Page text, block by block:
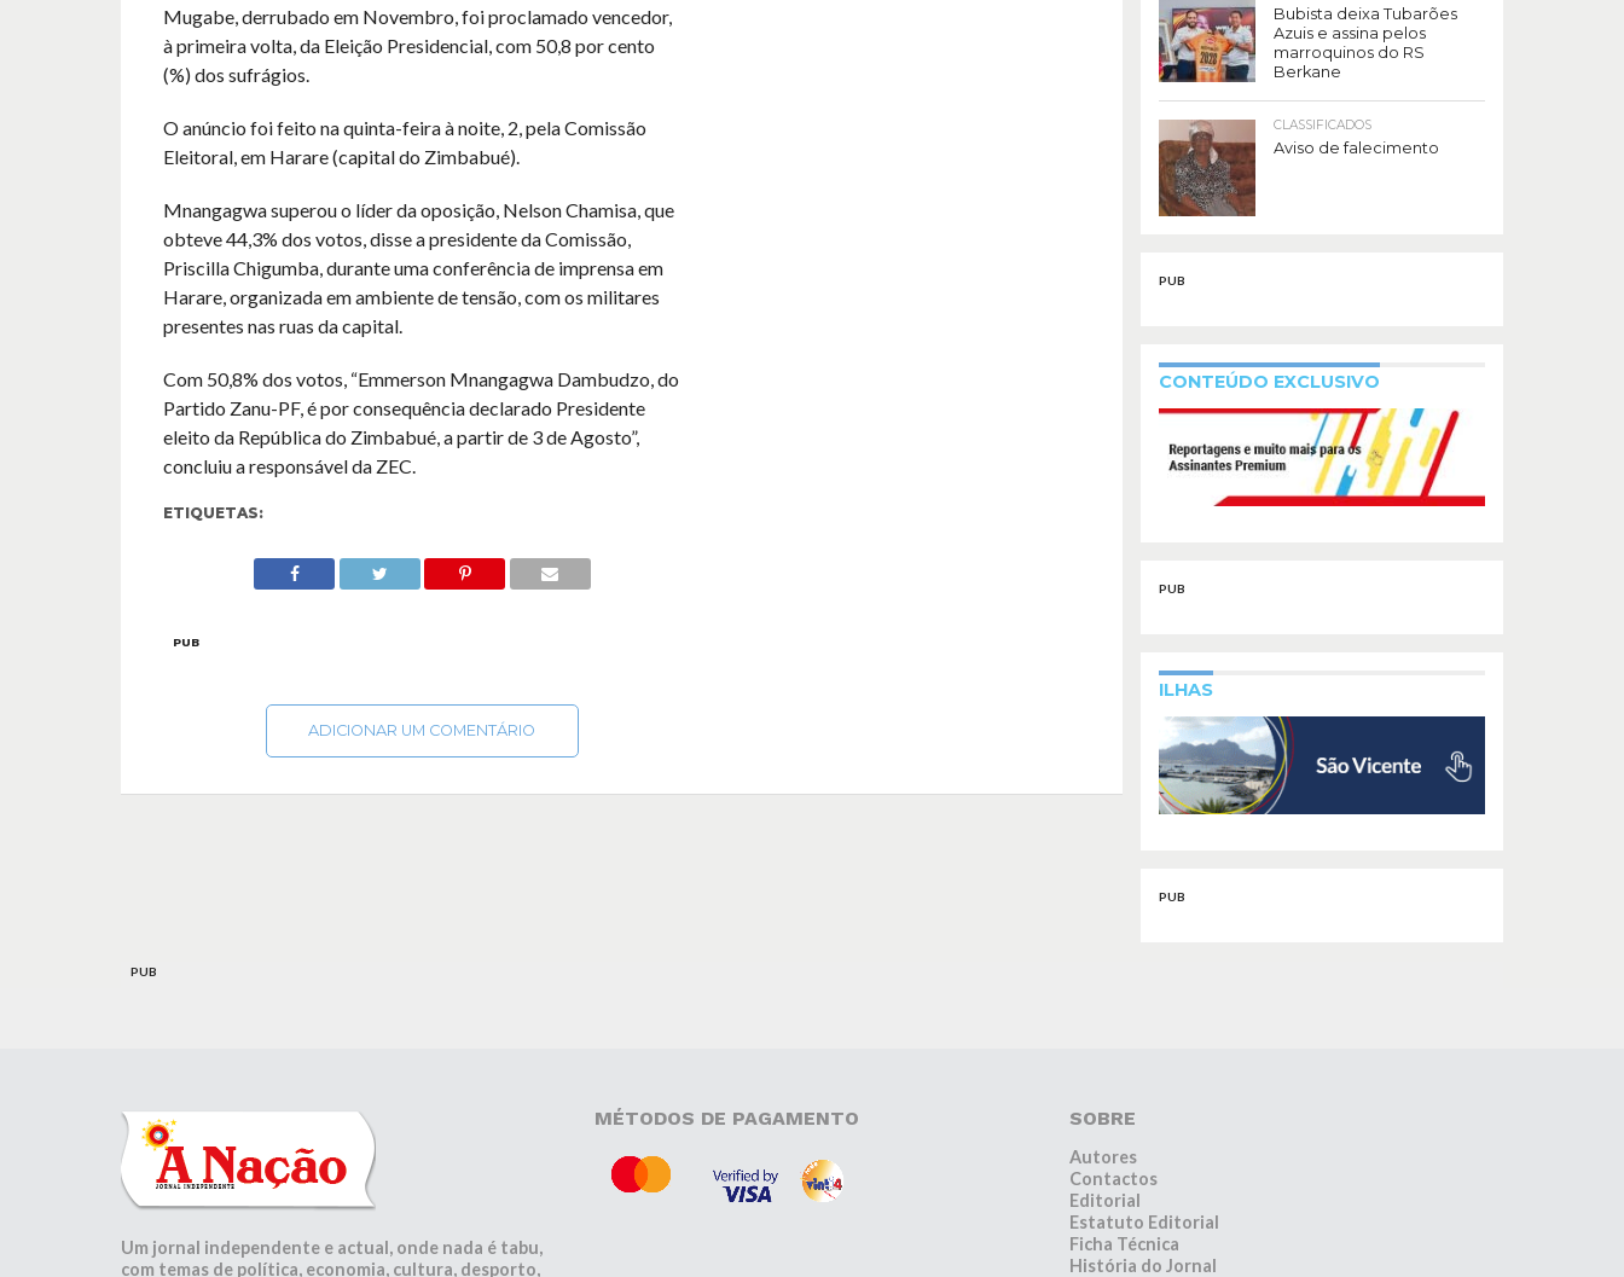
Mugabe, derrubado em Novembro, foi proclamado vencedor,
à primeira volta, da Eleição Presidencial, com 50,8 por cento
(%) dos sufrágios.
O anúncio foi feito na quinta-feira à noite, 2, pela Comissão
Eleitoral, em Harare (capital do Zimbabué).
Mnangagwa superou o líder da oposição, Nelson Chamisa, que
obteve 44,3% dos votos, disse a presidente da Comissão,
Priscilla Chigumba, durante uma conferência de imprensa em
Harare, organizada em ambiente de tensão, com os militares
presentes nas ruas da capital.
Com 50,8% dos votos, “Emmerson Mnangagwa Dambudzo, do
Partido Zanu-PF, é por consequência declarado Presidente
eleito da República do Zimbabué, a partir de 3 de Agosto”,
concluiu a responsável da ZEC.
ETIQUETAS:
PUB
ADICIONAR UM COMENTÁRIO
Bubista deixa Tubarões
Azuis e assina pelos
marroquinos do RS
Berkane
CLASSIFICADOS
Aviso de falecimento
PUB
CONTEÚDO EXCLUSIVO
PUB
ILHAS
PUB
PUB
Um jornal independente e actual, onde nada é tabu,
com temas de política, economia, cultura, desporto,
MÉTODOS DE PAGAMENTO SOBRE
Autores
Contactos
Editorial
Estatuto Editorial
Ficha Técnica
História do Jornal